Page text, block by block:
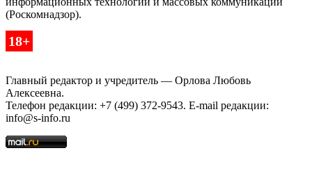
(Роскомнадзор).
18+
Главный редактор и учредитель — Орлова Любовь
Алексеевна.
Телефон редакции: +7 (499) 372-9543. E-mail редакции:
info@s-info.ru